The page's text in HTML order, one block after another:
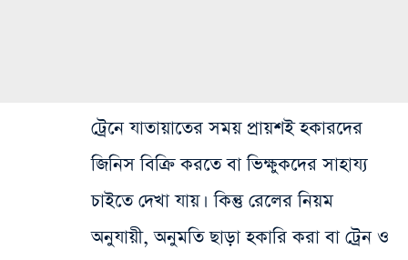
ট্রেনে যাতায়াতের সময় প্রায়শই হকারদের
জিনিস বিক্রি করতে বা ভিক্ষুকদের সাহায্য
চাইতে দেখা যায়। কিন্তু রেলের নিয়ম
অনুযায়ী, অনুমতি ছাড়া হকারি করা বা ট্রেন ও